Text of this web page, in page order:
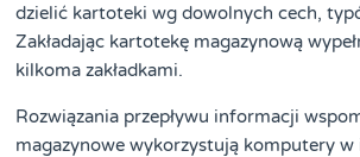
dzielić kartoteki wg dowolnych cech,
Zakładając kartotekę magazynową
kilkoma zakładkami.
Rozwiązania przepływu informacji
magazynowe wykorzystują komputery w